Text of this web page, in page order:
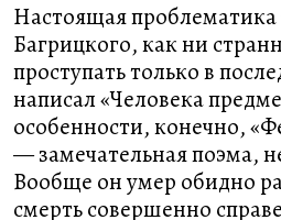
Настоящая проблематика
Багрицкого, как ни
проступать только в
написал «Человека
особенности, конечно,
— замечательная поэма,
Вообще он умер обидно
смерть совершенно